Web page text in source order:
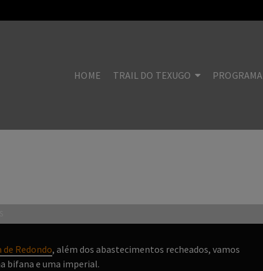
HOME TRAIL DO TEXUGO PROGRAMA
de Redondo, além dos abastecimentos recheados, vamos
bifana e uma imperial.